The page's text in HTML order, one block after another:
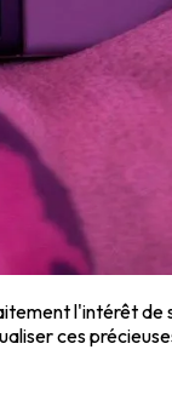
l'intérêt de
ces